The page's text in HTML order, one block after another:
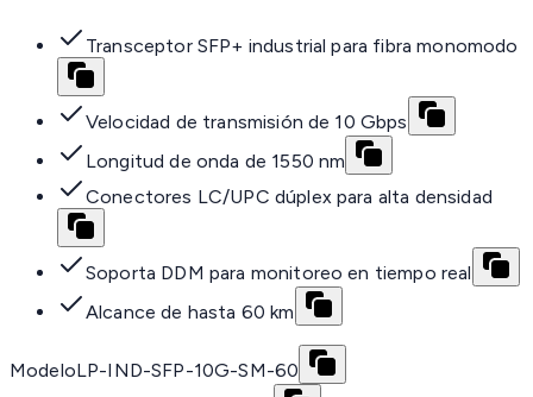
Transceptor SFP+ industrial para fibra monomodo
Velocidad de transmisión de 10 Gbps
Longitud de onda de 1550 nm
Conectores LC/UPC dúplex para alta densidad
Soporta DDM para monitoreo en tiempo real
Alcance de hasta 60 km
ModeloLP-IND-SFP-10G-SM-60